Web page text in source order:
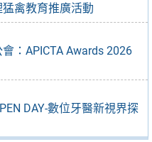
猛禽教育推廣活動
：APICTA Awards 2026
DAY-數位牙醫新視界探